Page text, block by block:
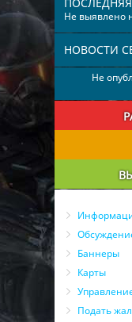
Не выявлено
НОВОСТИ
Не
Баннеры
Карты
Подать